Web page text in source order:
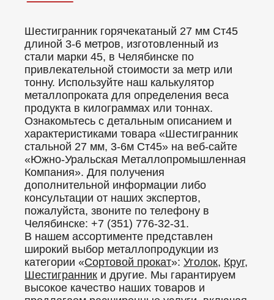
Шестигранник горячекатаный 27 мм Ст45
длиной 3-6 метров, изготовленный из
стали марки 45, в Челябинске по
привлекательной стоимости за метр или
тонну. Используйте наш калькулятор
металлопроката для определения веса
продукта в килограммах или тоннах.
Ознакомьтесь с детальным описанием и
характеристиками товара «Шестигранник
стальной 27 мм, 3-6м Ст45» на веб-сайте
«Южно-Уральская Металлопромышленная
Компания». Для получения
дополнительной информации либо
консультации от наших экспертов,
пожалуйста, звоните по телефону в
Челябинске: +7 (351) 776-32-31.
В нашем ассортименте представлен
широкий выбор металлопродукции из
категории «Сортовой прокат»: Уголок, Круг,
Шестигранник и другие. Мы гарантируем
высокое качество наших товаров и